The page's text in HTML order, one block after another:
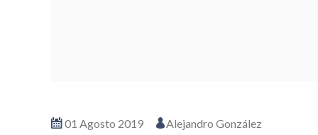
01 Agosto 2019 Alejandro González